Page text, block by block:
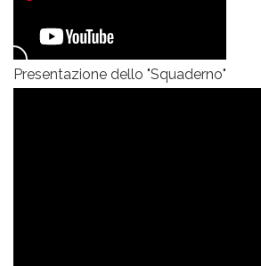
Presentazione dello "Squaderno"